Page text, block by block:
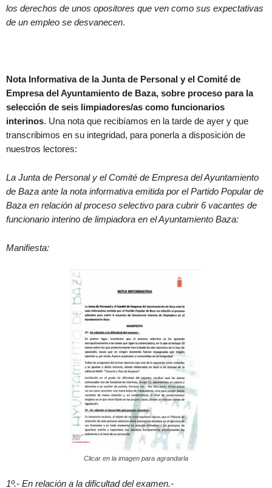
los derechos de unos opositores que ven como sus expectativas
de un empleo se desvanecen.
Nota Informativa de la Junta de Personal y el Comité de
Empresa del Ayuntamiento de Baza, sobre proceso para la
selección de seis limpiadores/as como funcionarios
interinos. Una nota que recibíamos en la tarde de ayer y que
transcribimos en su integridad, para ponerla a disposición de
nuestros lectores:
La Junta de Personal y el Comité de Empresa del Ayuntamiento
de Baza ante la nota informativa emitida por el Partido Popular de
Baza en relación al proceso selectivo para cubrir 6 vacantes de
funcionario interino de limpiadora en el Ayuntamiento Baza:
Manifiesta:
Clicar en la imagen para agrandarla
1º.- En relación a la dificultad del examen.-